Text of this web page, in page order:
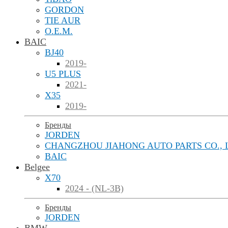
GORDON
TIE AUR
O.E.M.
BAIC
BJ40
2019-
U5 PLUS
2021-
X35
2019-
Бренды
JORDEN
CHANGZHOU JIAHONG AUTO PARTS CO.,
BAIC
Belgee
X70
2024 - (NL-3B)
Бренды
JORDEN